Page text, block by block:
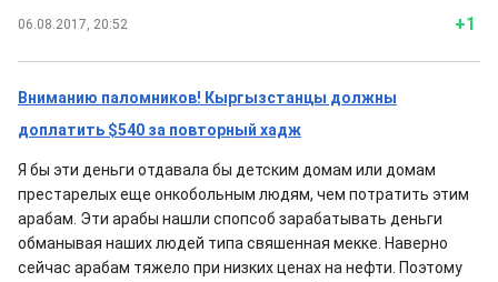
06.08.2017, 20:52 +1
Вниманию паломников! Кыргызстанцы должны
доплатить $540 за повторный хадж
Я бы эти деньги отдавала бы детским домам или домам
престарелых еще онкобольным людям, чем потратить этим
арабам. Эти арабы нашли спопсоб зарабатывать деньги
обманывая наших людей типа свяшенная мекке. Наверно
сейчас арабам тяжело при низких ценах на нефти. Поэтому